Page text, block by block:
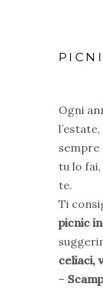
Ogni
sempre
tu lo
te.
Ti
picnic
celiaci,
–